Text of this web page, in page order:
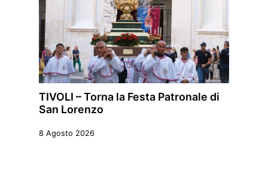
TIVOLI – Torna la Festa Patronale di
San Lorenzo
8 Agosto 2026